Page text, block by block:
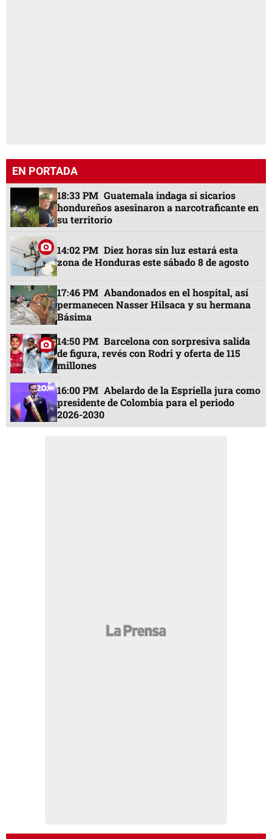
EN PORTADA
18:33 PM Guatemala indaga si sicarios
hondureños asesinaron a narcotraficante en
su territorio
14:02 PM Diez horas sin luz estará esta
zona de Honduras este sábado 8 de agosto
17:46 PM Abandonados en el hospital, así
permanecen Nasser Hilsaca y su hermana
Básima
14:50 PM Barcelona con sorpresiva salida
de figura, revés con Rodri y oferta de 115
millones
16:00 PM Abelardo de la Espriella jura como
presidente de Colombia para el periodo
2026-2030